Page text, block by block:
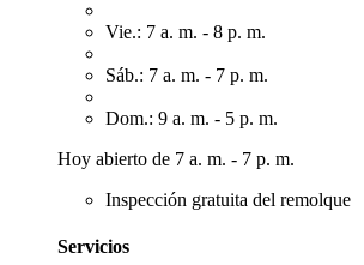
Vie.: 7 a. m. - 8 p. m.
Sáb.: 7 a. m. - 7 p. m.
Dom.: 9 a. m. - 5 p. m.
Hoy abierto de 7 a. m. - 7 p. m.
Inspección gratuita del remolque
Servicios